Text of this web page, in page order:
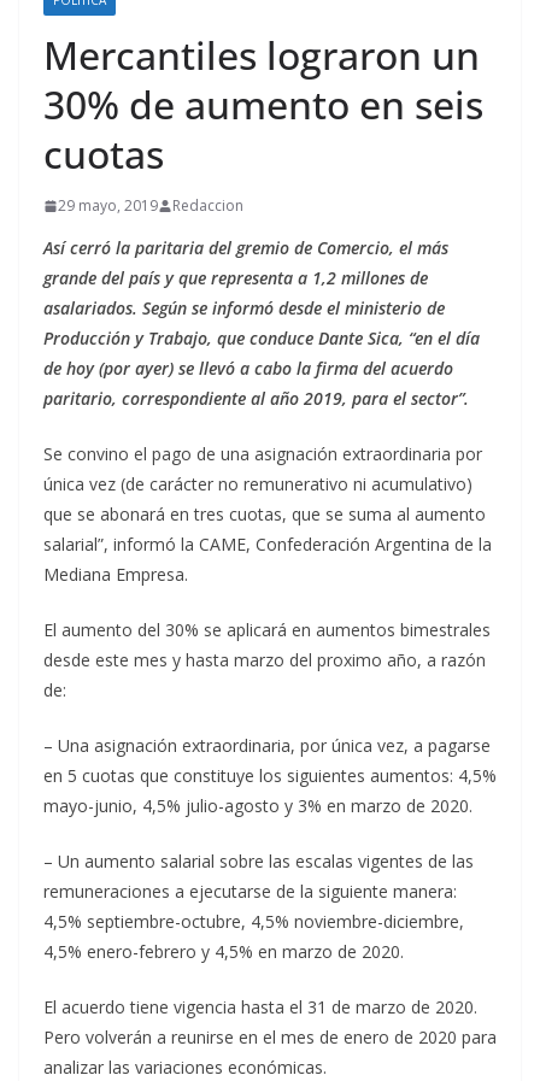
Mercantiles lograron un
30% de aumento en seis
cuotas
29 mayo, 2019 Redaccion
Así cerró la paritaria del gremio de Comercio, el más
grande del país y que representa a 1,2 millones de
asalariados. Según se informó desde el ministerio de
Producción y Trabajo, que conduce Dante Sica, “en el día
de hoy (por ayer) se llevó a cabo la firma del acuerdo
paritario, correspondiente al año 2019, para el sector”.
Se convino el pago de una asignación extraordinaria por
única vez (de carácter no remunerativo ni acumulativo)
que se abonará en tres cuotas, que se suma al aumento
salarial”, informó la CAME, Confederación Argentina de la
Mediana Empresa.
El aumento del 30% se aplicará en aumentos bimestrales
desde este mes y hasta marzo del proximo año, a razón
de:
– Una asignación extraordinaria, por única vez, a pagarse
en 5 cuotas que constituye los siguientes aumentos: 4,5%
mayo-junio, 4,5% julio-agosto y 3% en marzo de 2020.
– Un aumento salarial sobre las escalas vigentes de las
remuneraciones a ejecutarse de la siguiente manera:
4,5% septiembre-octubre, 4,5% noviembre-diciembre,
4,5% enero-febrero y 4,5% en marzo de 2020.
El acuerdo tiene vigencia hasta el 31 de marzo de 2020.
Pero volverán a reunirse en el mes de enero de 2020 para
analizar las variaciones económicas.